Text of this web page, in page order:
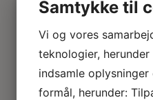
Fuglebur KIT
Lampe KIT
Metal kit
Lamper & El
Alle Lamper
Bordlamper
Samtykke til
Vi og vores
teknologier,
indsamle
formål, herunder: